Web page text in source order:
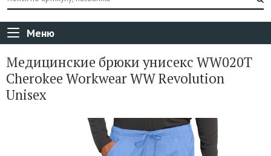
Меню
Медицинские брюки унисекс WW020T
Cherokee Workwear WW Revolution
Unisex